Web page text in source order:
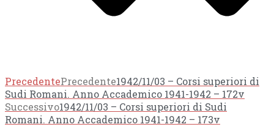
PrecedentePrecedente1942/11/03 – Corsi superiori di
Sudi Romani. Anno Accademico 1941-1942 – 172v
Successivo1942/11/03 – Corsi superiori di Sudi
Romani. Anno Accademico 1941-1942 – 173v